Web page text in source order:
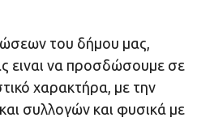
του δήμου μας,
ειναι να προσδώσουμε σε
χαρακτήρα, με την
συλλογών και φυσικά με